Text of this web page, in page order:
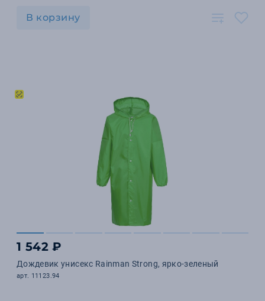
В корзину
1 542 ₽
Дождевик унисекс Rainman Strong, ярко-зеленый
арт. 11123.94